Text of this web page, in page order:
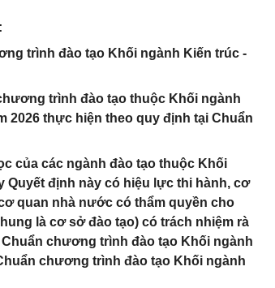
trình đào tạo Khối ngành Kiến trúc -
trình đào tạo thuộc Khối ngành
2026 thực hiện theo quy định tại Chuẩn
của các ngành đào tạo thuộc Khối
định này có hiệu lực thi hành, cơ
quan nhà nước có thẩm quyền cho
là cơ sở đào tạo) có trách nhiệm rà
chương trình đào tạo Khối ngành
chương trình đào tạo Khối ngành